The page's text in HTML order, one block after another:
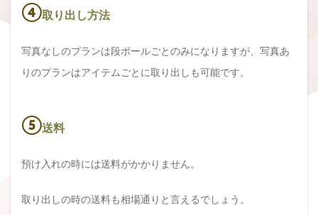
④取り出し方法
写真なしのプランは段ボールごとのみになりますが、写真あ
りのプランはアイテムごとに取り出しも可能です。
⑤送料
預け入れの時には送料がかかりません。
取り出しの時の送料も相場通りと言えるでしょう。